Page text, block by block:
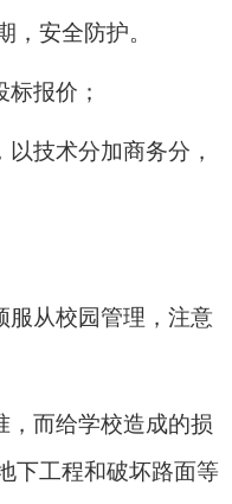
，安全防护。
报价；
技术分加商务分，
服从校园管理，注意
，而给学校造成的损
下工程和破坏路面等